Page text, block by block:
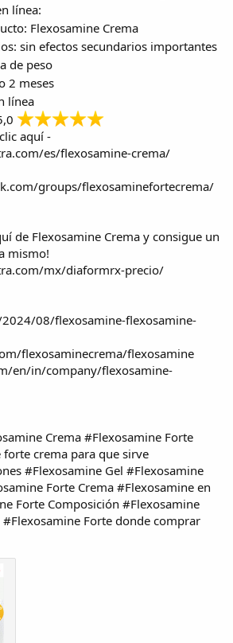
línea:
Flexosamine Crema
sin efectos secundarios importantes
de peso
2 meses
línea
aquí -
es/flexosamine-crema/
groups/flexosaminefortecrema/
de Flexosamine Crema y consigue un
mismo!
mx/diaformrx-precio/
08/flexosamine-flexosamine-
flexosaminecrema/flexosamine
en/in/company/flexosamine-
Crema #Flexosamine Forte
forte crema para que sirve
#Flexosamine Gel #Flexosamine
Forte Crema #Flexosamine en
Forte Composición #Flexosamine
#Flexosamine Forte donde comprar